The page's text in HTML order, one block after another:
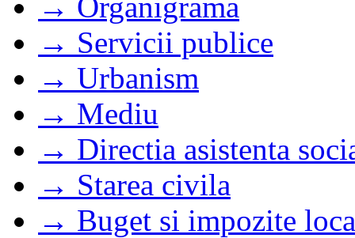
→ Servicii publice
→ Urbanism
→ Mediu
→ Directia asistenta
→ Starea civila
→ Buget si impozite